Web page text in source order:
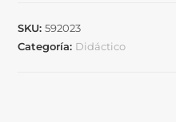
SKU:592023
Categoría: Didáctico